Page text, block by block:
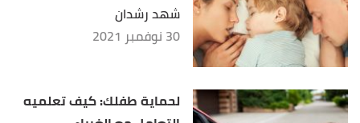
شهد رشدان
30 نوفمبر 2021
لحماية طفلك: كيف تعلميه